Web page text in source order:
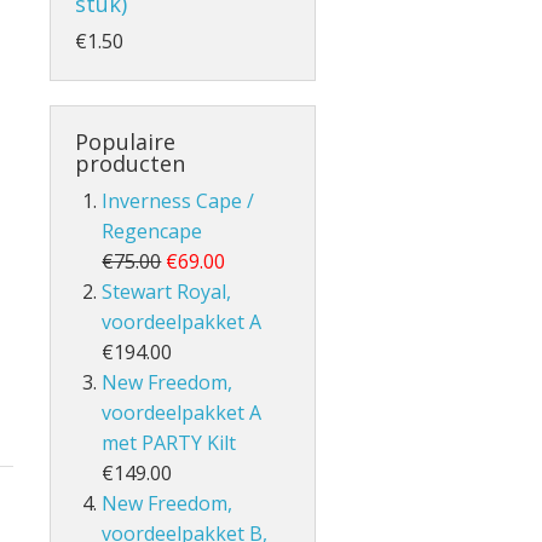
en Volle Kilt
€1.50
Populaire
producten
Inverness Cape /
Regencape
€75.00 €69.00
Stewart Royal,
voordeelpakket A
€194.00
New Freedom,
voordeelpakket A
met PARTY Kilt
€149.00
New Freedom,
voordeelpakket B,